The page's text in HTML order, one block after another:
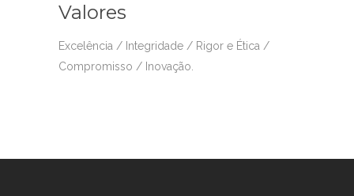
Valores
Excelência / Integridade / Rigor e Ética /
Compromisso / Inovação.